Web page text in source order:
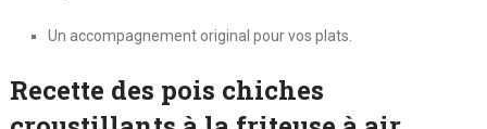
Un accompagnement original pour vos plats.
Recette des pois chiches